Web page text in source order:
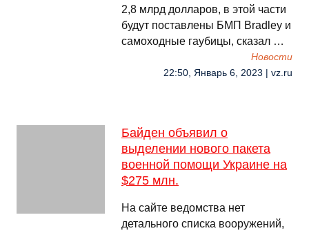
2,8 млрд долларов, в этой части
будут поставлены БМП Bradley и
самоходные гаубицы, сказал …
Новости
22:50, Январь 6, 2023 | vz.ru
Байден объявил о
выделении нового пакета
военной помощи Украине на
$275 млн.
На сайте ведомства нет
детального списка вооружений,